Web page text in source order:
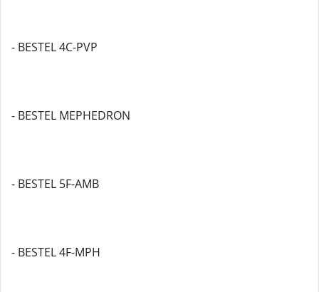
- BESTEL 4C-PVP
- BESTEL MEPHEDRON
- BESTEL 5F-AMB
- BESTEL 4F-MPH